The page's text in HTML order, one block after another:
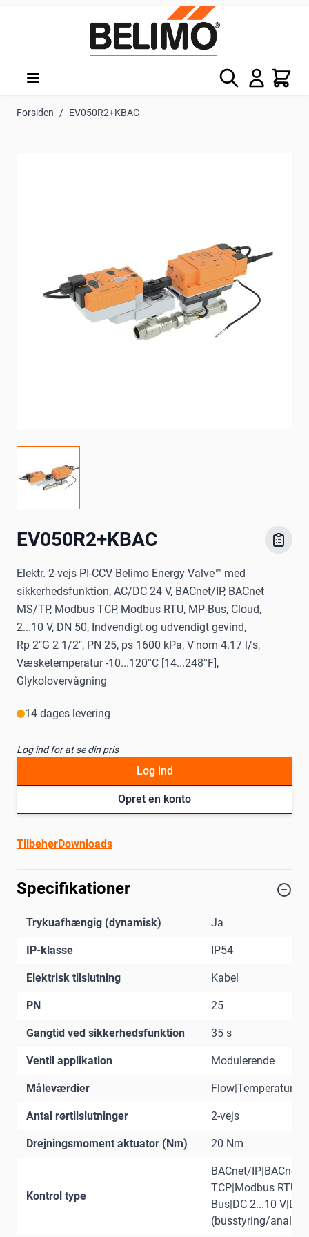
Søg Kurv
Forsiden / EV050R2+KBAC
EV050R2+KBAC
Elektr. 2-vejs PI-CCV Belimo Energy Valve™ med
sikkerhedsfunktion, AC/DC 24 V, BACnet/IP, BACnet
MS/TP, Modbus TCP, Modbus RTU, MP-Bus, Cloud,
2...10 V, DN 50, Indvendigt og udvendigt gevind,
Rp 2"G 2 1/2", PN 25, ps 1600 kPa, V'nom 4.17 l/s,
Væsketemperatur -10...120°C [14...248°F],
Glykolovervågning
14 dages levering
Log ind for at se din pris
Opret en konto
Log ind
TilbehørDownloads
Specifikationer
Trykuafhængig (dynamisk) Ja
IP-klasse IP54
Elektrisk tilslutning Kabel
PN 25
Gangtid ved sikkerhedsfunktion 35 s
Ventil applikation Modulerende
Måleværdier Flow|Temperatur
Antal rørtilslutninger 2-vejs
Drejningsmoment aktuator (Nm) 20 Nm
Kontrol type
BACnet/IP|BACnet
TCP|Modbus
Bus|DC 2...10
(busstyring/